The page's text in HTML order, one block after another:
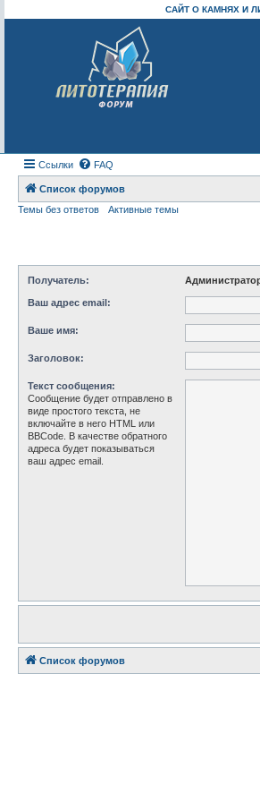
САЙТ О КАМНЯХ И
Ссылки FAQ
Список форумов
Темы без ответов
Активные темы
Получатель:
Ваш адрес email:
Ваше имя:
Заголовок:
Текст сообщения:
Сообщение будет отправлено в
виде простого текста, не
включайте в него HTML или
BBCode. В качестве обратного
адреса будет показываться
ваш адрес email.
Список форумов